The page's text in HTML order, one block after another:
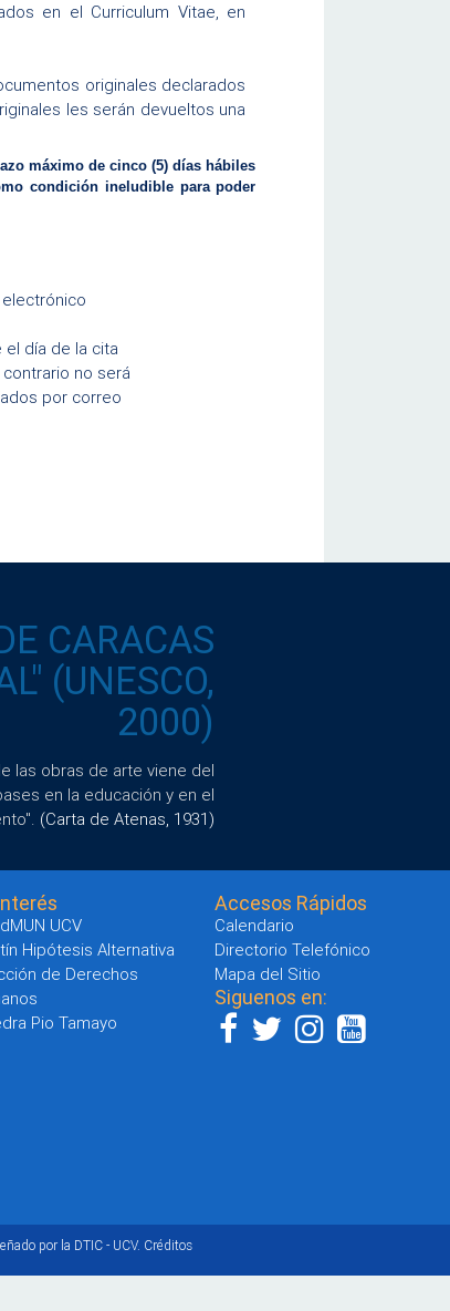
en el Curriculum Vitae, en
originales declarados
les serán devueltos una
máximo de cinco (5) días hábiles
condición ineludible para poder
día de la cita
no será
por correo
CARACAS
(UNESCO,
2000)
las obras de arte viene del
en la educación y en el
(Carta de Atenas, 1931)
UCV
Hipótesis Alternativa
de Derechos
Pio Tamayo
Accesos Rápidos
Calendario
Directorio Telefónico
Mapa del Sitio
Siguenos en:
por la DTIC - UCV. Créditos